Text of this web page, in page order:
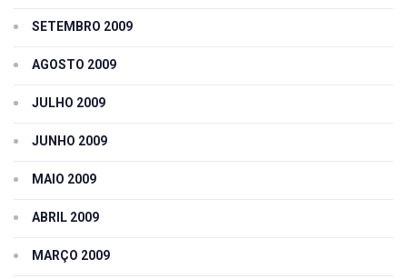
SETEMBRO 2009
AGOSTO 2009
JULHO 2009
JUNHO 2009
MAIO 2009
ABRIL 2009
MARÇO 2009